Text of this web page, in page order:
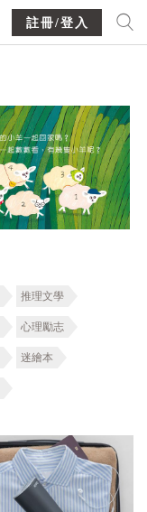
註冊/登入
推理文學
心理勵志
迷繪本